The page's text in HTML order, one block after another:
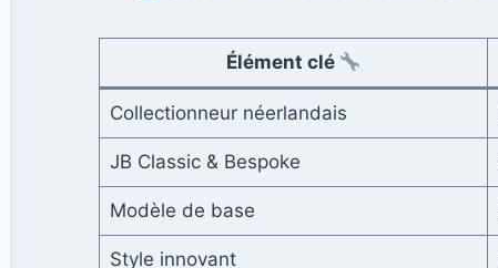
Élément clé
Collectionneur néerlandais
JB Classic & Bespoke
Modèle de base
Style innovant